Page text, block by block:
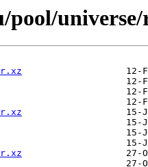
pool/